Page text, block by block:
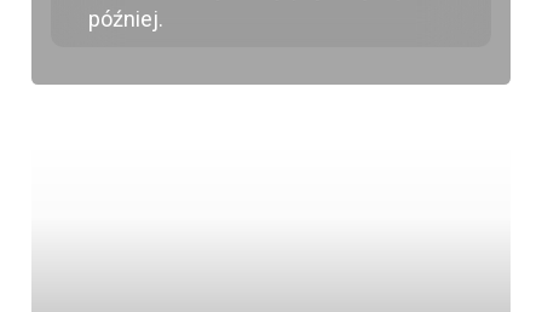
później.